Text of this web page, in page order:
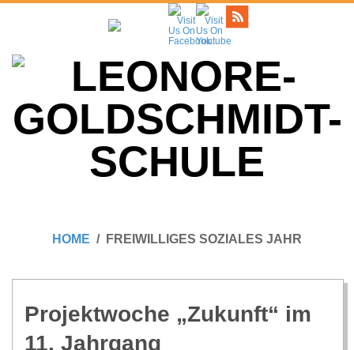
content
O
N
HOME FREIWILLIGES SOZIALES JAHR
Pro­jekt­wo­che „Zukunft“ im
11. Jahrgang